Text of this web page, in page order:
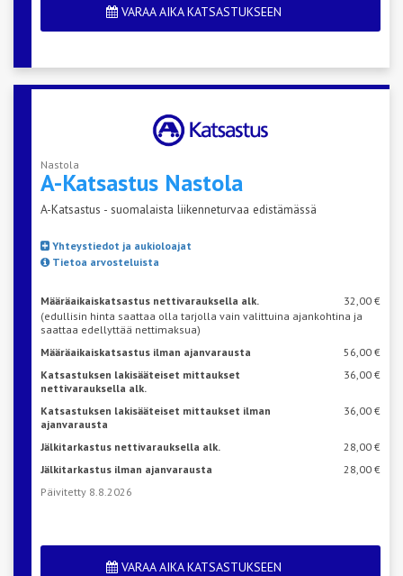
VARAA AIKA KATSASTUKSEEN
Nastola
A-Katsastus Nastola
A-Katsastus - suomalaista liikenneturvaa edistämässä
Yhteystiedot ja aukioloajat
Tietoa arvosteluista
Määräaikaiskatsastus nettivarauksella alk.
32,00 €
(edullisin hinta saattaa olla tarjolla vain valittuina ajankohtina ja
saattaa edellyttää nettimaksua)
Määräaikaiskatsastus ilman ajanvarausta
56,00 €
Katsastuksen lakisääteiset mittaukset
nettivarauksella alk.
36,00 €
Katsastuksen lakisääteiset mittaukset ilman
ajanvarausta
36,00 €
Jälkitarkastus nettivarauksella alk.
28,00 €
Jälkitarkastus ilman ajanvarausta
28,00 €
Päivitetty 8.8.2026
VARAA AIKA KATSASTUKSEEN